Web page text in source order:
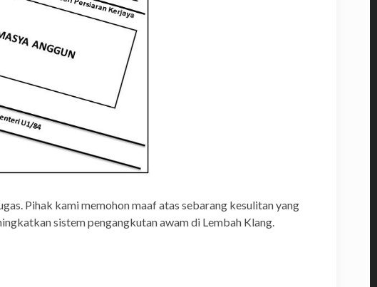
Pihak kami memohon maaf atas sebarang kesulitan yang
sistem pengangkutan awam di Lembah Klang.